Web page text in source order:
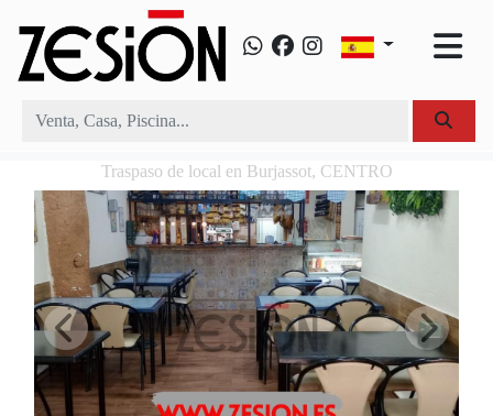
Traspaso de local en Burjassot, CENTRO